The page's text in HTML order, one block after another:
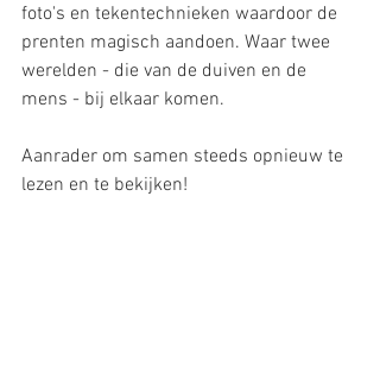
foto's en tekentechnieken waardoor de
prenten magisch aandoen. Waar twee
werelden - die van de duiven en de
mens - bij elkaar komen.
Aanrader om samen steeds opnieuw te
lezen en te bekijken!